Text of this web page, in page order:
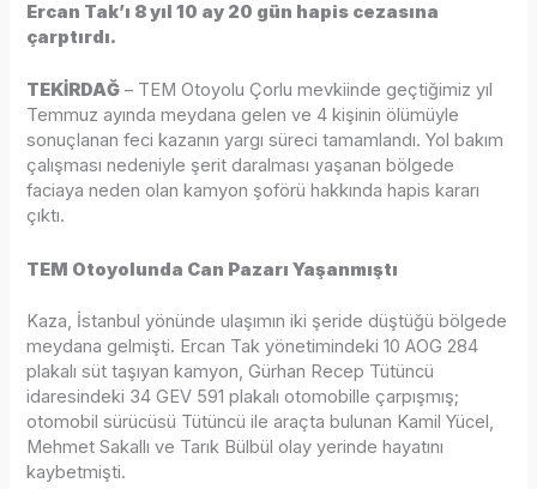
Ercan Tak’ı 8 yıl 10 ay 20 gün hapis cezasına
çarptırdı.
TEKİRDAĞ – TEM Otoyolu Çorlu mevkiinde geçtiğimiz yıl
Temmuz ayında meydana gelen ve 4 kişinin ölümüyle
sonuçlanan feci kazanın yargı süreci tamamlandı. Yol bakım
çalışması nedeniyle şerit daralması yaşanan bölgede
faciaya neden olan kamyon şoförü hakkında hapis kararı
çıktı.
TEM Otoyolunda Can Pazarı Yaşanmıştı
Kaza, İstanbul yönünde ulaşımın iki şeride düştüğü bölgede
meydana gelmişti. Ercan Tak yönetimindeki 10 AOG 284
plakalı süt taşıyan kamyon, Gürhan Recep Tütüncü
idaresindeki 34 GEV 591 plakalı otomobille çarpışmış;
otomobil sürücüsü Tütüncü ile araçta bulunan Kamil Yücel,
Mehmet Sakallı ve Tarık Bülbül olay yerinde hayatını
kaybetmişti.